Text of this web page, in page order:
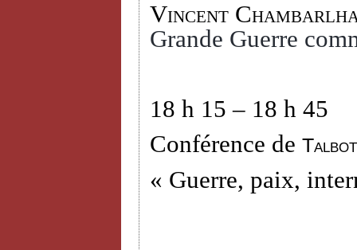
Vincent
Grande Guerre
18 h 15 – 18 h 45
Conférence de
« Guerre, paix,